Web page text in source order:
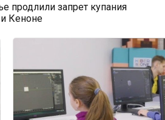
продлили запрет купания
Кеноне